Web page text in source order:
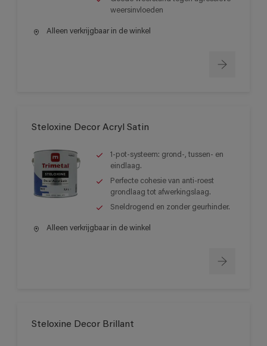
weersinvloeden
Alleen verkrijgbaar in de winkel
Steloxine Decor Acryl Satin
1-pot-systeem: grond-, tussen- en
eindlaag.
Perfecte cohesie van anti-roest
grondlaag tot afwerkingslaag.
Sneldrogend en zonder geurhinder.
Alleen verkrijgbaar in de winkel
Steloxine Decor Brillant